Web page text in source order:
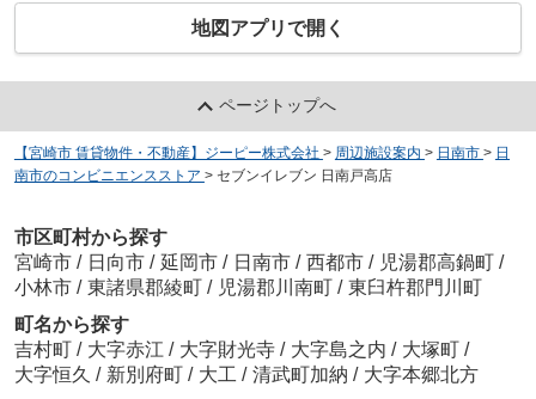
地図アプリで開く
ページトップへ
【宮崎市 賃貸物件・不動産】ジーピー株式会社 > 周辺施設案内 > 日南市 > 日
南市のコンビニエンスストア > セブンイレブン 日南戸高店
市区町村から探す
宮崎市 / 日向市 / 延岡市 / 日南市 / 西都市 / 児湯郡高鍋町 /
小林市 / 東諸県郡綾町 / 児湯郡川南町 / 東臼杵郡門川町
町名から探す
吉村町 / 大字赤江 / 大字財光寺 / 大字島之内 / 大塚町 /
大字恒久 / 新別府町 / 大工 / 清武町加納 / 大字本郷北方